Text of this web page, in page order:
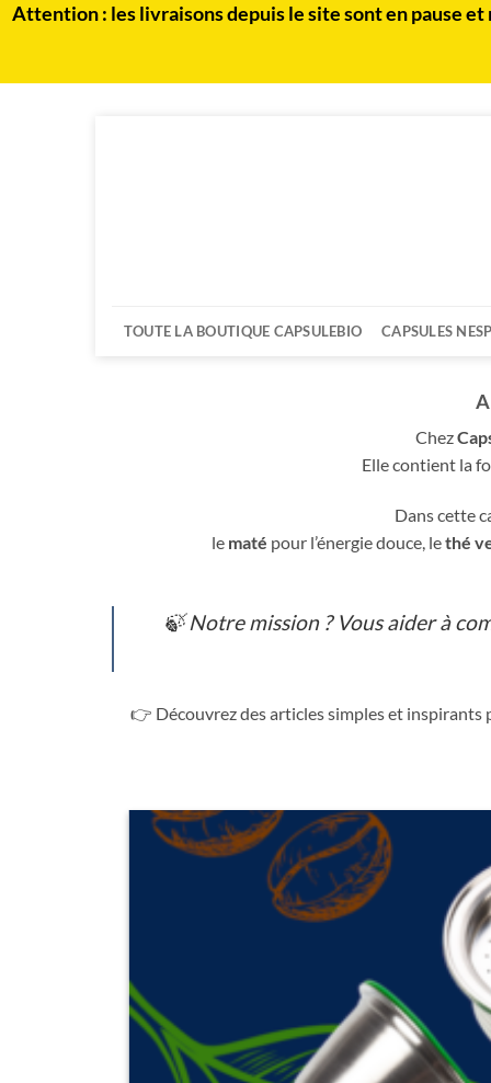
Attention : les livraisons depuis le site sont en pause
TOUTE LA BOUTIQUE CAPSULEBIO CAPSULES
Chez
Elle contient la
Dans cette
le maté pour l’énergie douce, lethé
🍃Notre mission ? Vous aider à
👉 Découvrez des articles simples et inspirants